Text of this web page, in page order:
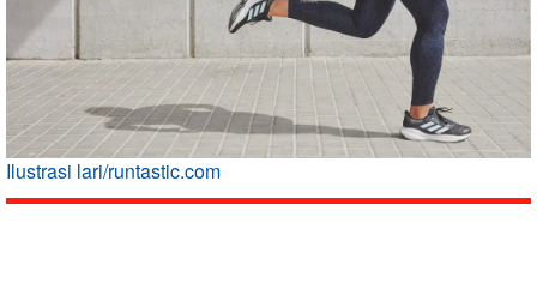
Ilustrasi lari/runtastic.com